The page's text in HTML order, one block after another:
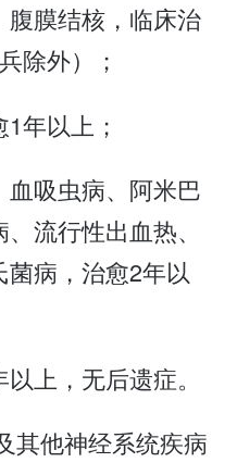
膜结核，临床治
除外）；
年以上；
血吸虫病、阿米巴
流行性出血热、
病，治愈2年以
上，无后遗症。
其他神经系统疾病